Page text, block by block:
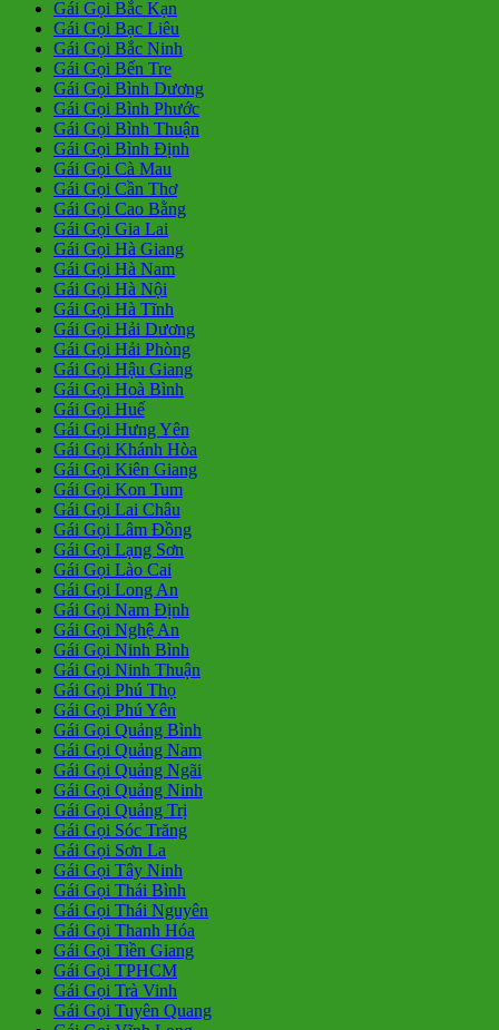
Gái Gọi Bắc Kạn
Gái Gọi Bạc Liêu
Gái Gọi Bắc Ninh
Gái Gọi Bến Tre
Gái Gọi Bình Dương
Gái Gọi Bình Phước
Gái Gọi Bình Thuận
Gái Gọi Bình Định
Gái Gọi Cà Mau
Gái Gọi Cần Thơ
Gái Gọi Cao Bằng
Gái Gọi Gia Lai
Gái Gọi Hà Giang
Gái Gọi Hà Nam
Gái Gọi Hà Nội
Gái Gọi Hà Tĩnh
Gái Gọi Hải Dương
Gái Gọi Hải Phòng
Gái Gọi Hậu Giang
Gái Gọi Hoà Bình
Gái Gọi Huế
Gái Gọi Hưng Yên
Gái Gọi Khánh Hòa
Gái Gọi Kiên Giang
Gái Gọi Kon Tum
Gái Gọi Lai Châu
Gái Gọi Lâm Đồng
Gái Gọi Lạng Sơn
Gái Gọi Lào Cai
Gái Gọi Long An
Gái Gọi Nam Định
Gái Gọi Nghệ An
Gái Gọi Ninh Bình
Gái Gọi Ninh Thuận
Gái Gọi Phú Thọ
Gái Gọi Phú Yên
Gái Gọi Quảng Bình
Gái Gọi Quảng Nam
Gái Gọi Quảng Ngãi
Gái Gọi Quảng Ninh
Gái Gọi Quảng Trị
Gái Gọi Sóc Trăng
Gái Gọi Sơn La
Gái Gọi Tây Ninh
Gái Gọi Thái Bình
Gái Gọi Thái Nguyên
Gái Gọi Thanh Hóa
Gái Gọi Tiền Giang
Gái Gọi TPHCM
Gái Gọi Trà Vinh
Gái Gọi Tuyên Quang